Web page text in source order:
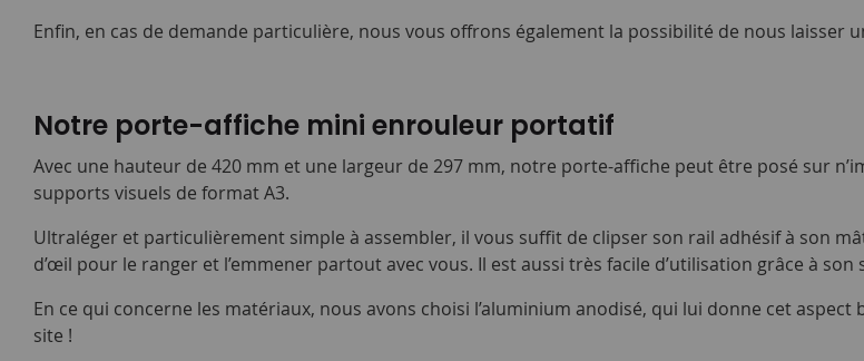
Enfin, en cas de demande particulière, nous vous offrons également la possibilité de nous laisser
Notre porte-affiche mini enrouleur portatif
Avec une hauteur de 420 mm et une largeur de 297 mm, notre porte-affiche peut être posé sur
supports visuels de format A3.
Ultraléger et particulièrement simple à assembler, il vous suffit de clipser son rail adhésif à son
d’œil pour le ranger et l’emmener partout avec vous. Il est aussi très facile d’utilisation grâce à
En ce qui concerne les matériaux, nous avons choisi l’aluminium anodisé, qui lui donne cet
site !